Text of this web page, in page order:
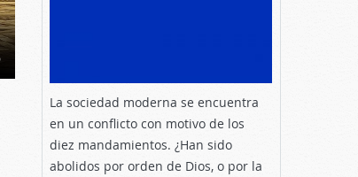
La sociedad moderna se encuentra
en un conflicto con motivo de los
diez mandamientos. ¿Han sido
abolidos por orden de Dios, o por la